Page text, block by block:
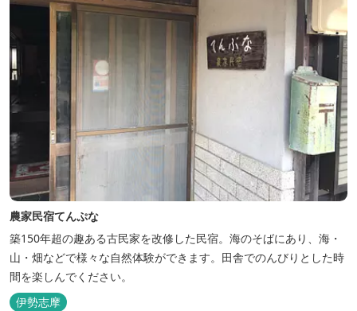
農家民宿てんぷな
築150年超の趣ある古民家を改修した民宿。海のそばにあり、海・
山・畑などで様々な自然体験ができます。田舎でのんびりとした時
間を楽しんでください。
伊勢志摩